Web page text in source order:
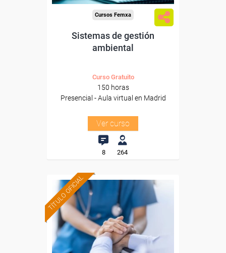
Cursos Femxa
Sistemas de gestión
ambiental
Curso Gratuito
150 horas
Presencial - Aula virtual en Madrid
Ver curso
8 264
TÍTULO OFICIAL Formación 100%
subvencionada.
Para desempleados,
trabajadores y autónomos.